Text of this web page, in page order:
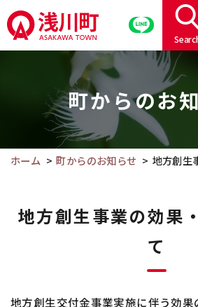
の
ペ
へ
文
町からのお
ホーム 町からのお知らせ 地方創生
地方創生事業の効果
て
地方創生交付金事業実施に伴う効